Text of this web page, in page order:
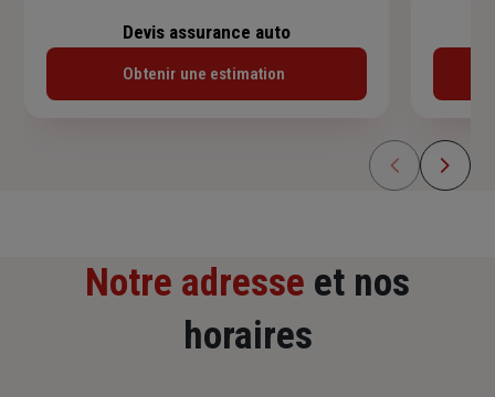
Devis assurance auto
Obtenir une estimation
Notre adresse et nos
horaires